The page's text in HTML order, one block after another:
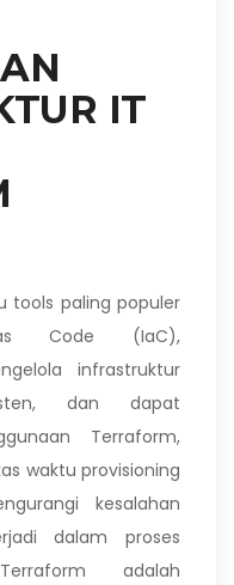
IT
tools paling populer
Code (IaC),
infrastruktur
dan dapat
Terraform,
waktu provisioning
kesalahan
dalam proses
adalah